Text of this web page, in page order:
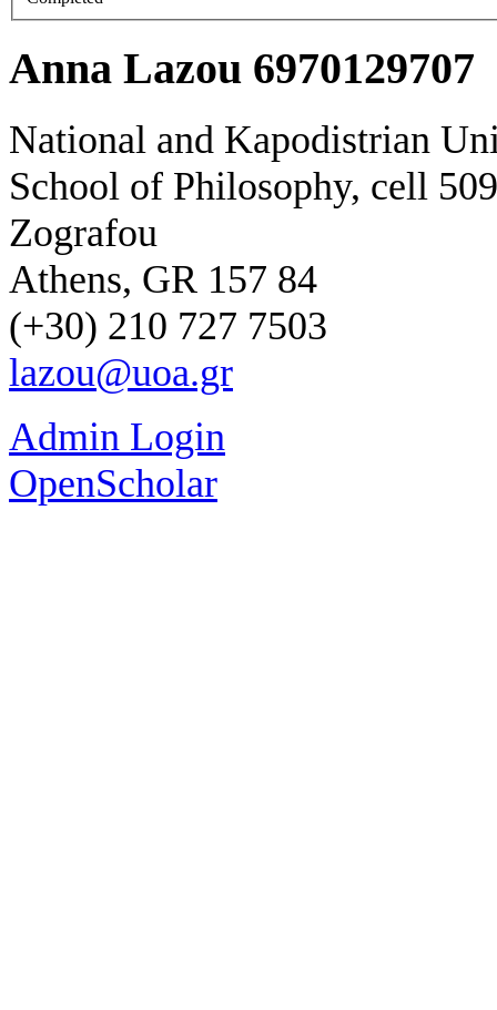
Anna Lazou 6970129707
National and Kapodistrian
School of Philosophy, cell
Zografou
Athens, GR 157 84
(+30) 210 727 7503
lazou@uoa.gr
Admin Login
OpenScholar